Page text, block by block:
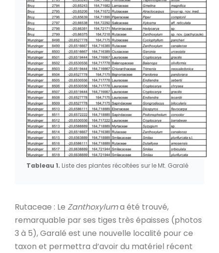
Tableau 1. Liste des plantes récoltées sur le Mt. Garalé
Rutaceae : Le Zanthoxyluma été trouvé,
remarquable par ses tiges très épaisses (photos
3 à 5), Garalé est une nouvelle localité pour ce
taxon et permettra d’avoir du matériel récent